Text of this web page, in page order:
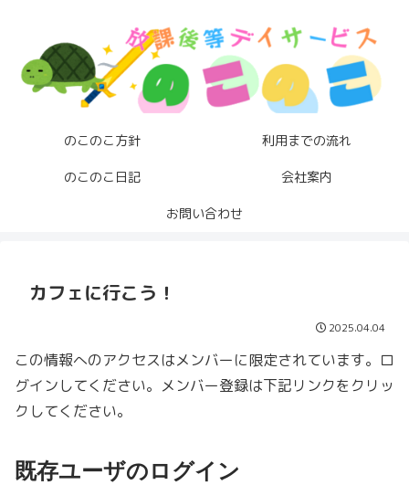
のこのこ方針 利用までの流れ
のこのこ日記 会社案内
お問い合わせ
カフェに行こう！
2025.04.04
この情報へのアクセスはメンバーに限定されています。ロ
グインしてください。メンバー登録は下記リンクをクリッ
クしてください。
既存ユーザのログイン